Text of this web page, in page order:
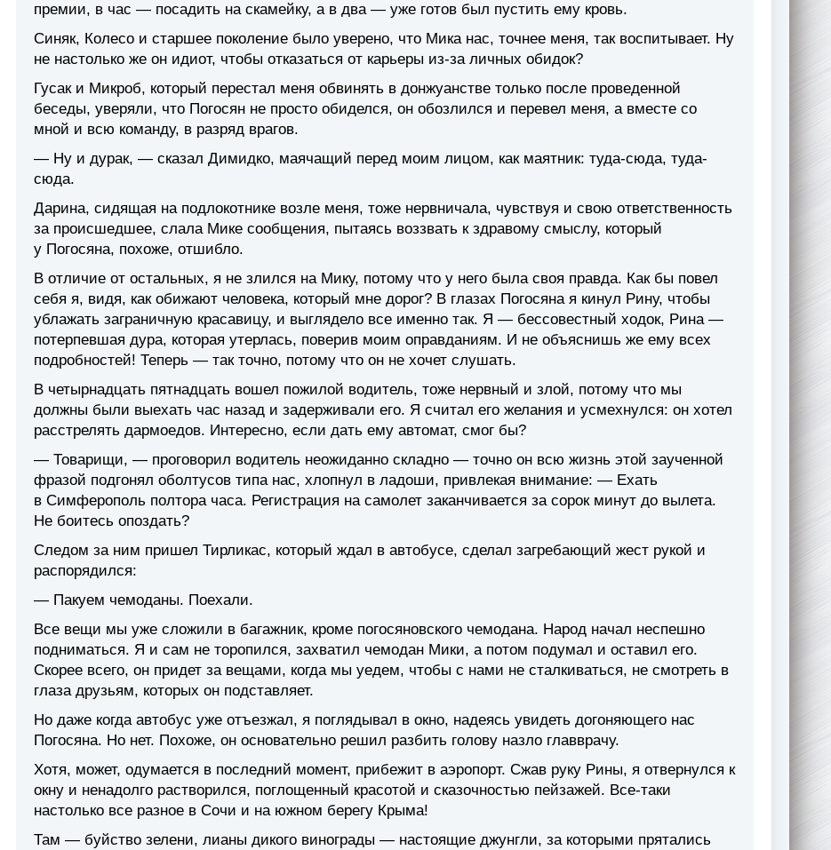
премии, в час — посадить на скамейку, а в два — уже готов был пустить ему кровь.
Синяк, Колесо и старшее поколение было уверено, что Мика нас, точнее меня, так воспитывает. Ну
не настолько же он идиот, чтобы отказаться от карьеры из-за личных обидок?
Гусак и Микроб, который перестал меня обвинять в донжуанстве только после проведенной
беседы, уверяли, что Погосян не просто обиделся, он обозлился и перевел меня, а вместе со
мной и всю команду, в разряд врагов.
— Ну и дурак, — сказал Димидко, маячащий перед моим лицом, как маятник: туда-сюда, туда-
сюда.
Дарина, сидящая на подлокотнике возле меня, тоже нервничала, чувствуя и свою ответственность
за происшедшее, слала Мике сообщения, пытаясь воззвать к здравому смыслу, который
у Погосяна, похоже, отшибло.
В отличие от остальных, я не злился на Мику, потому что у него была своя правда. Как бы повел
себя я, видя, как обижают человека, который мне дорог? В глазах Погосяна я кинул Рину, чтобы
ублажать заграничную красавицу, и выглядело все именно так. Я — бессовестный ходок, Рина —
потерпевшая дура, которая утерлась, поверив моим оправданиям. И не объяснишь же ему всех
подробностей! Теперь — так точно, потому что он не хочет слушать.
В четырнадцать пятнадцать вошел пожилой водитель, тоже нервный и злой, потому что мы
должны были выехать час назад и задерживали его. Я считал его желания и усмехнулся: он хотел
расстрелять дармоедов. Интересно, если дать ему автомат, смог бы?
— Товарищи, — проговорил водитель неожиданно складно — точно он всю жизнь этой заученной
фразой подгонял оболтусов типа нас, хлопнул в ладоши, привлекая внимание: — Ехать
в Симферополь полтора часа. Регистрация на самолет заканчивается за сорок минут до вылета.
Не боитесь опоздать?
Следом за ним пришел Тирликас, который ждал в автобусе, сделал загребающий жест рукой и
распорядился:
— Пакуем чемоданы. Поехали.
Все вещи мы уже сложили в багажник, кроме погосяновского чемодана. Народ начал неспешно
подниматься. Я и сам не торопился, захватил чемодан Мики, а потом подумал и оставил его.
Скорее всего, он придет за вещами, когда мы уедем, чтобы с нами не сталкиваться, не смотреть в
глаза друзьям, которых он подставляет.
Но даже когда автобус уже отъезжал, я поглядывал в окно, надеясь увидеть догоняющего нас
Погосяна. Но нет. Похоже, он основательно решил разбить голову назло главврачу.
Хотя, может, одумается в последний момент, прибежит в аэропорт. Сжав руку Рины, я отвернулся к
окну и ненадолго растворился, поглощенный красотой и сказочностью пейзажей. Все-таки
настолько все разное в Сочи и на южном берегу Крыма!
Там — буйство зелени, лианы дикого винограды — настоящие джунгли, за которыми прятались